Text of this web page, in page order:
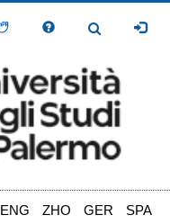
Toggle
ENG ZHO GER SPA